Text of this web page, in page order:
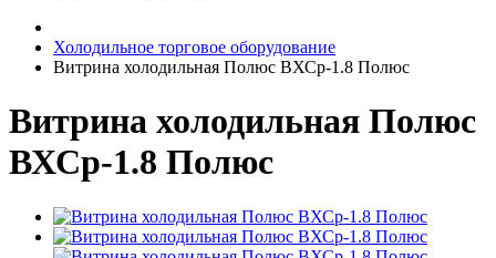
Холодильное торговое оборудование
Витрина холодильная Полюс ВХСр-1.8 Полюс
Витрина холодильная Полюс
ВХСр-1.8 Полюс